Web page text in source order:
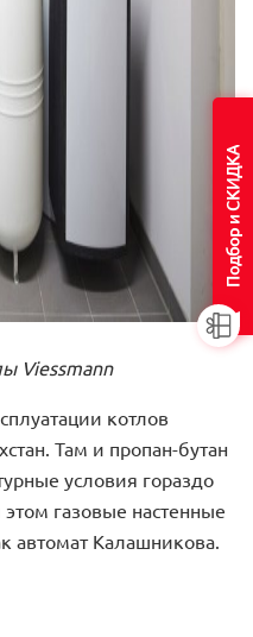
Viessmann
котлов
Там и пропан-бутан
условия гораздо
газовые настенные
автомат Калашникова.
Подбор и СКИДКА